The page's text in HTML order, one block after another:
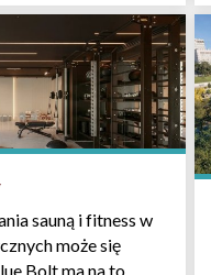
sauną i fitness w
może się
Bolt ma na to